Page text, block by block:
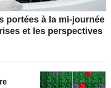
portées à la mi-journée
et les perspectives